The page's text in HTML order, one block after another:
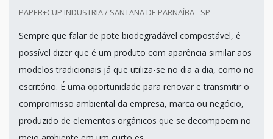
PAPER+CUP INDUSTRIA / SANTANA DE PARNAÍBA - SP
Sempre que falar de pote biodegradável compostável, é
possível dizer que é um produto com aparência similar aos
modelos tradicionais já que utiliza-se no dia a dia, como no
escritório. É uma oportunidade para renovar e transmitir o
compromisso ambiental da empresa, marca ou negócio,
produzido de elementos orgânicos que se decompõem no